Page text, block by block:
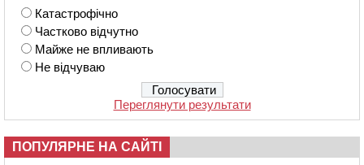
Катастрофічно
Частково відчутно
Майже не впливають
Не відчуваю
Переглянути результати
ПОПУЛЯРНЕ НА САЙТІ